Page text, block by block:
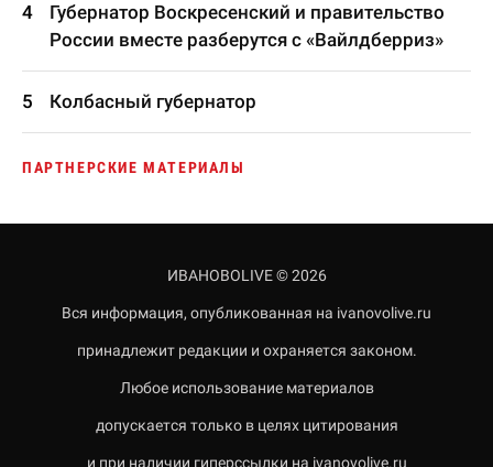
Губернатор Воскресенский и правительство
России вместе разберутся с «Вайлдберриз»
Колбасный губернатор
ПАРТНЕРСКИЕ МАТЕРИАЛЫ
ИВАНОВОLIVE © 2026
Вся информация, опубликованная на ivanovolive.ru
принадлежит редакции и охраняется законом.
Любое использование материалов
допускается только в целях цитирования
и при наличии гиперссылки на ivanovolive.ru